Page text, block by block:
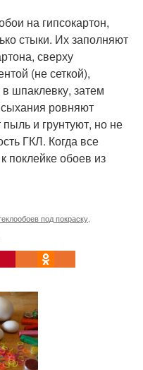
на гипсокартон,
стыки. Их заполняют
сверху
(не сеткой),
шпаклевку, затем
ровняют
и грунтуют, но не
ГКЛ. Когда все
поклейке обоев из
под покраску